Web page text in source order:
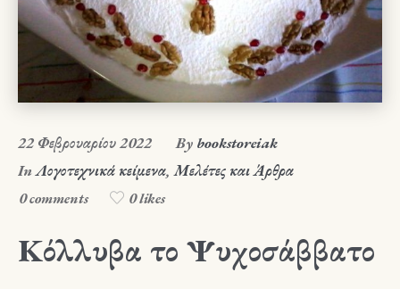
22 Φεβρουαρίου 2022 By bookstoreiak
InΛογοτεχνικά κείμενα,Μελέτες και Άρθρα
0 comments 0 likes
Κόλλυβα το Ψυχοσάββατο